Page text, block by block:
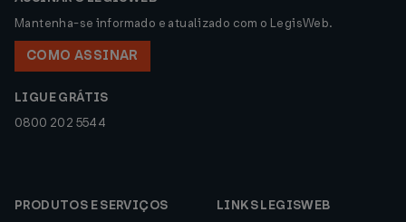
Mantenha-se informado e atualizado com o LegisWeb.
COMO ASSINAR
LIGUE GRÁTIS
0800 202 5544
PRODUTOS E SERVIÇOS
LINKS LEGISWEB